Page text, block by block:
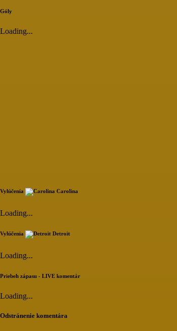
Góly
Loading...
Vylúčenia Carolina
Loading...
Vylúčenia Detroit
Loading...
Priebeh zápasu - LIVE komentár
Loading...
Odstránenie komentára